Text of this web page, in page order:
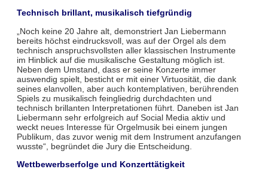
Technisch brillant, musikalisch tiefgründig
„Noch keine 20 Jahre alt, demonstriert Jan Liebermann
bereits höchst eindrucksvoll, was auf der Orgel als dem
technisch anspruchsvollsten aller klassischen Instrumente
im Hinblick auf die musikalische Gestaltung möglich ist.
Neben dem Umstand, dass er seine Konzerte immer
auswendig spielt, besticht er mit einer Virtuosität, die dank
seines elanvollen, aber auch kontemplativen, berührenden
Spiels zu musikalisch feingliedrig durchdachten und
technisch brillanten Interpretationen führt. Daneben ist Jan
Liebermann sehr erfolgreich auf Social Media aktiv und
weckt neues Interesse für Orgelmusik bei einem jungen
Publikum, das zuvor wenig mit dem Instrument anzufangen
wusste“, begründet die Jury die Entscheidung.
Wettbewerbserfolge und Konzerttätigkeit